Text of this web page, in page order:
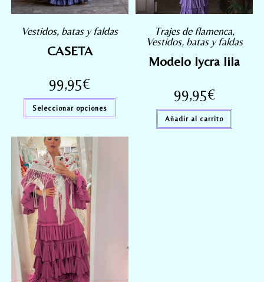
Vestidos, batas y faldas
CASETA
99,95€
Seleccionar opciones
Trajes de flamenca,
Vestidos, batas y faldas
Modelo lycra lila
99,95€
Añadir al carrito